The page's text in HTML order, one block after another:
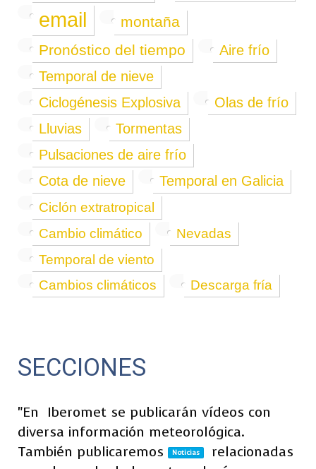
email montaña
Pronóstico del tiempo
Aire frío
Temporal de nieve
Ciclogénesis Explosiva
Olas de frío
Lluvias
Tormentas
Pulsaciones de aire frío
Cota de nieve
Temporal en Galicia
Ciclón extratropical
Cambio climático
Nevadas
Temporal de viento
Cambios climáticos Descarga fría
SECCIONES
"En
Iberomet se publicarán vídeos con
diversa información meteorológica.
También publicaremos
Noticias
relacionadas